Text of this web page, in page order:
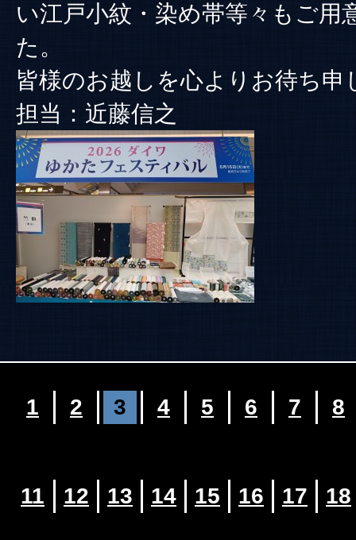
い江戸小紋・染め帯等々もご用
た。
皆様のお越しを心よりお待ち申
担当：近藤信之
1 2 3 4 5 6 7 8
11 12 13 14 15 16 17 18